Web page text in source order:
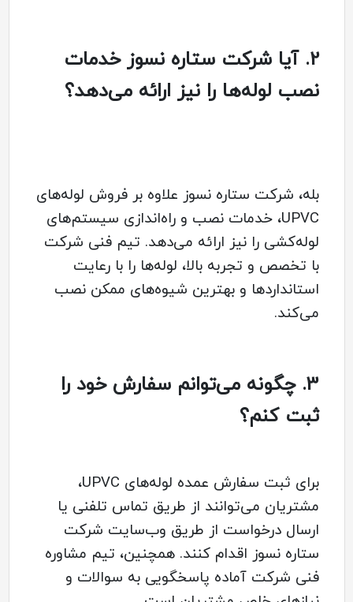
2. آیا شرکت ستاره نسوز خدمات
نصب لوله‌ها را نیز ارائه می‌دهد؟
بله، شرکت ستاره نسوز علاوه بر فروش لوله‌های
UPVC، خدمات نصب و راه‌اندازی سیستم‌های
لوله‌کشی را نیز ارائه می‌دهد. تیم فنی شرکت
با تخصص و تجربه بالا، لوله‌ها را با رعایت
استانداردها و بهترین شیوه‌های ممکن نصب
می‌کند.
3. چگونه می‌توانم سفارش خود را
ثبت کنم؟
برای ثبت سفارش عمده لوله‌های UPVC،
مشتریان می‌توانند از طریق تماس تلفنی یا
ارسال درخواست از طریق وب‌سایت شرکت
ستاره نسوز اقدام کنند. همچنین، تیم مشاوره
فنی شرکت آماده پاسخگویی به سوالات و